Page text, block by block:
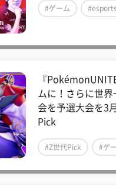
#ゲーム #esports
『
ムに！さらに世
会を予選大会を3
Pick
#Z世代Pick #ゲ